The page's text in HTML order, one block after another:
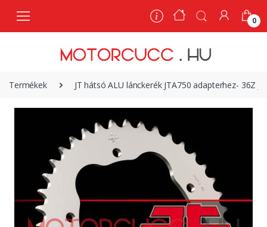
0
Termékek JT hátsó ALU lánckerék JTA750 adapterhez- 36Z
0